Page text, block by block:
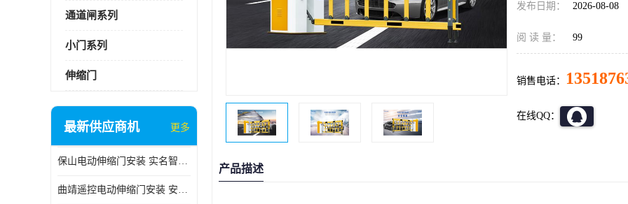
通道闸系列
小门系列
伸缩门
最新供应商机 更多
保山电动伸缩门安装 实名智科技 安全性高
曲靖遥控电动伸缩门安装 安全性高
发布日期： 2026-08-08
阅 读 量： 99
销售电话：
在线QQ：
产品描述